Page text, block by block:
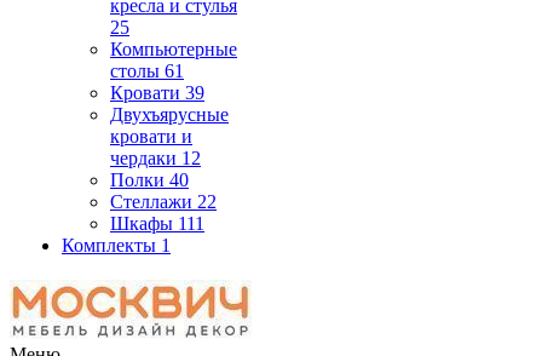
кресла и стулья
25
Компьютерные
столы 61
Кровати 39
Двухъярусные
кровати и
чердаки 12
Полки 40
Стеллажи 22
Шкафы 111
Комплекты 1